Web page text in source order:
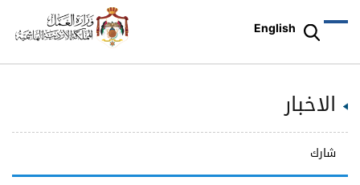
English
الاخبار
شارك